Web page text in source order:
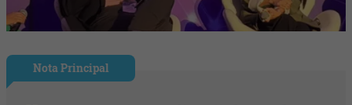
Nota Principal